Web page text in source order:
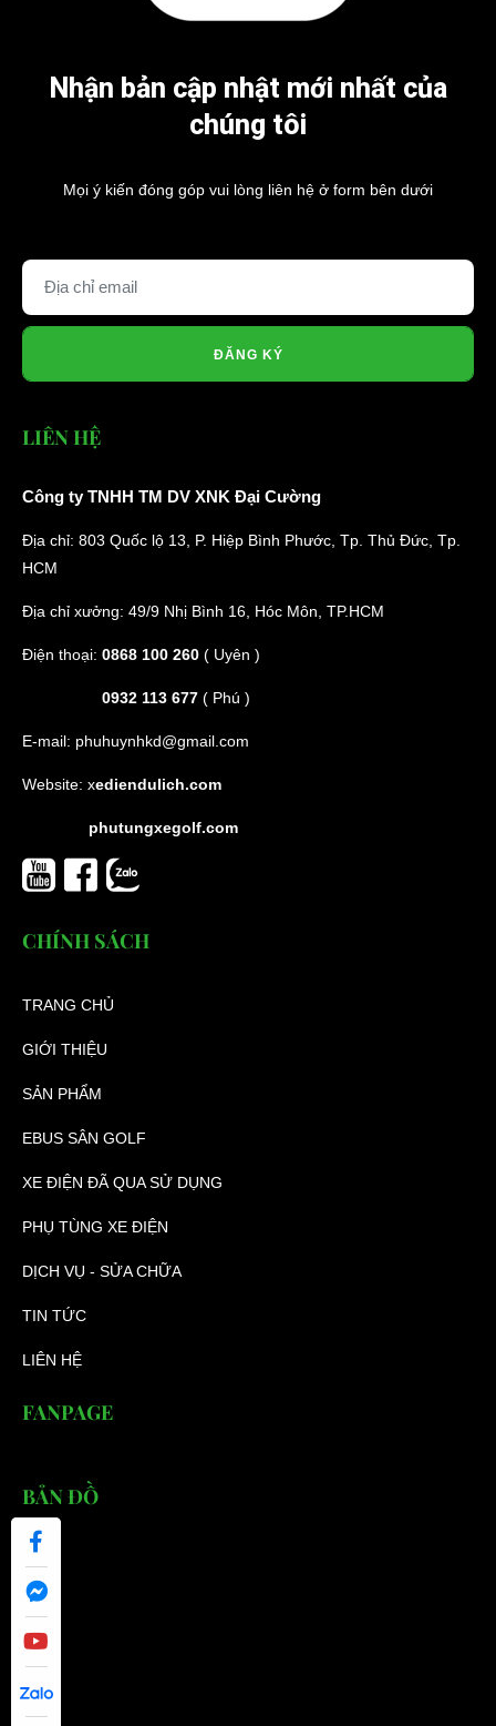
Nhận bản cập nhật mới nhất của
chúng tôi
Mọi ý kiến đóng góp vui lòng liên hệ ở form bên dưới
ĐĂNG KÝ
LIÊN HỆ
Công ty TNHH TM DV XNK Đại Cường
Địa chỉ: 803 Quốc lộ 13, P. Hiệp Bình Phước, Tp. Thủ Đức, Tp.
HCM
Địa chỉ xưởng: 49/9 Nhị Bình 16, Hóc Môn, TP.HCM
Điện thoại: 0868 100 260 ( Uyên )
0932 113 677 ( Phú )
E-mail: phuhuynhkd@gmail.com
Website: xediendulich.com
phutungxegolf.com
CHÍNH SÁCH
TRANG CHỦ
GIỚI THIỆU
SẢN PHẨM
EBUS SÂN GOLF
XE ĐIỆN ĐÃ QUA SỬ DỤNG
PHỤ TÙNG XE ĐIỆN
DỊCH VỤ - SỬA CHỮA
TIN TỨC
LIÊN HỆ
FANPAGE
BẢN ĐỒ